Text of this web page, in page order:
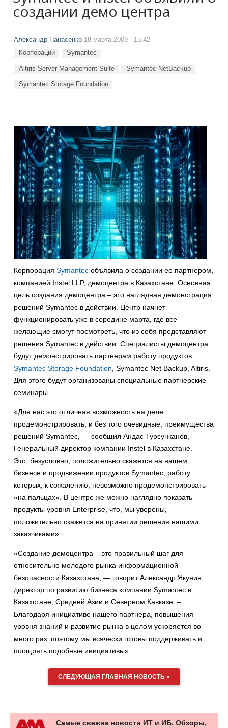
создании демо центра
Александр Панасенко 18 марта 2009 - 15:42
Корпорации Symantec
Altiris Server Management Suite Symantec NetBackup
Symantec Storage Foundation
Корпорация Symantec объявила о создании ее партнером,
компанией Instel LLP, демоцентра в Казахстане. Основная
цель создания демоцентра – это наглядная демонстрация
решений Symantec в действии. Центр начнет
функционировать уже в середине марта, где все
желающие смогут посмотреть, что из себя представляют
решения Symantec в действии. Специалисты демоцентра
будут демонстрировать партнерам работу продуктов
Symantec Storage Foundation, Symantec Net Backup, Altiris.
Для этого будут организованы специальные партнерские
семинары.
«Для нас это отличная возможность на деле
продемонстрировать, и без того очевидные, преимущества
решений Symantec, — сообщил Андас Турсунканов,
Генеральный директор компании Instel в Казахстане. –
Это, безусловно, положительно скажется на нашем
бизнесе и продвижении продуктов Symantec, работу
которых, к сожалению, невозможно продемонстрировать
«на пальцах». В центре же можно наглядно показать
продукты уровня Enterprise, что, мы уверены,
положительно скажется на принятии решения нашими
заказчиками».
«Создание демоцентра – это правильный шаг для
относительно молодого рынка информационной
безопасности Казахстана, — говорит Александр Якунин,
директор по развитию бизнеса компании Symantec в
Казахстане, Средней Азии и Северном Кавказе. –
Благодаря инициативе нашего партнера, повышения
уровня знаний и развитие рынка в целом ускоряется во
много раз, поэтому мы всячески готовы поддерживать и
поощрять подобные инициативы».
СЛЕДУЮЩАЯ ГЛАВНАЯ НОВОСТЬ »
Самые свежие новости ИТ и ИБ. Обзоры,